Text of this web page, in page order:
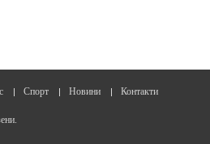
Спорт Новини Контакти